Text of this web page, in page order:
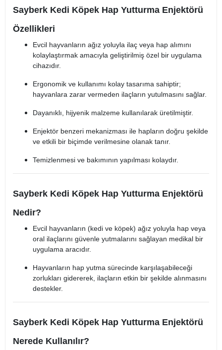
Sayberk Kedi Köpek Hap Yutturma Enjektörü
Özellikleri
Evcil hayvanların ağız yoluyla ilaç veya hap alımını
kolaylaştırmak amacıyla geliştirilmiş özel bir uygulama
cihazıdır.
Ergonomik ve kullanımı kolay tasarıma sahiptir;
hayvanlara zarar vermeden ilaçların yutulmasını sağlar.
Dayanıklı, hijyenik malzeme kullanılarak üretilmiştir.
Enjektör benzeri mekanizması ile hapların doğru şekilde
ve etkili bir biçimde verilmesine olanak tanır.
Temizlenmesi ve bakımının yapılması kolaydır.
Sayberk Kedi Köpek Hap Yutturma Enjektörü
Nedir?
Evcil hayvanların (kedi ve köpek) ağız yoluyla hap veya
oral ilaçlarını güvenle yutmalarını sağlayan medikal bir
uygulama aracıdır.
Hayvanların hap yutma sürecinde karşılaşabileceği
zorlukları gidererek, ilaçların etkin bir şekilde alınmasını
destekler.
Sayberk Kedi Köpek Hap Yutturma Enjektörü
Nerede Kullanılır?